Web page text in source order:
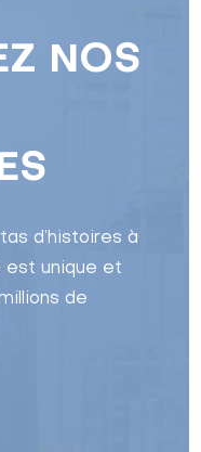
NOS
d’histoires à
est unique et
de